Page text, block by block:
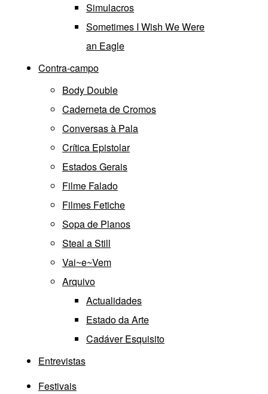
Simulacros
Sometimes I Wish We Were
an Eagle
Contra-campo
Body Double
Caderneta de Cromos
Conversas à Pala
Crítica Epistolar
Estados Gerais
Filme Falado
Filmes Fetiche
Sopa de Planos
Steal a Still
Vai~e~Vem
Arquivo
Actualidades
Estado da Arte
Cadáver Esquisito
Entrevistas
Festivais